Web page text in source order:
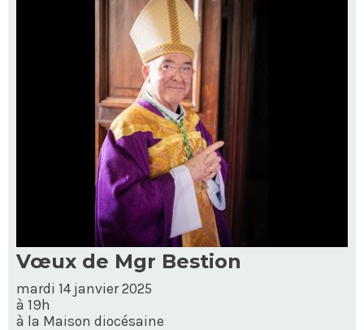
Vœux de Mgr Bestion
mardi 14 janvier 2025
à 19h
à la Maison diocésaine